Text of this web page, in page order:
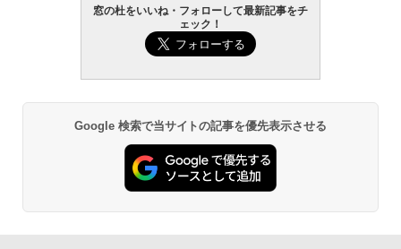
窓の杜をいいね・フォローして最新記事をチ
ェック！
Google 検索で当サイトの記事を優先表示させる